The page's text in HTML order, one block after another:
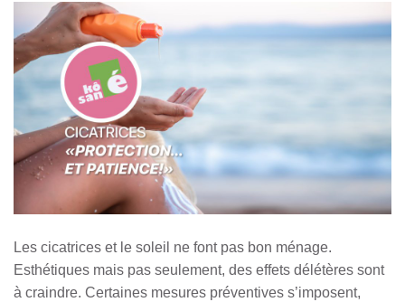
Les cicatrices et le soleil ne font pas bon ménage.
Esthétiques mais pas seulement, des effets délétères sont
à craindre. Certaines mesures préventives s’imposent,